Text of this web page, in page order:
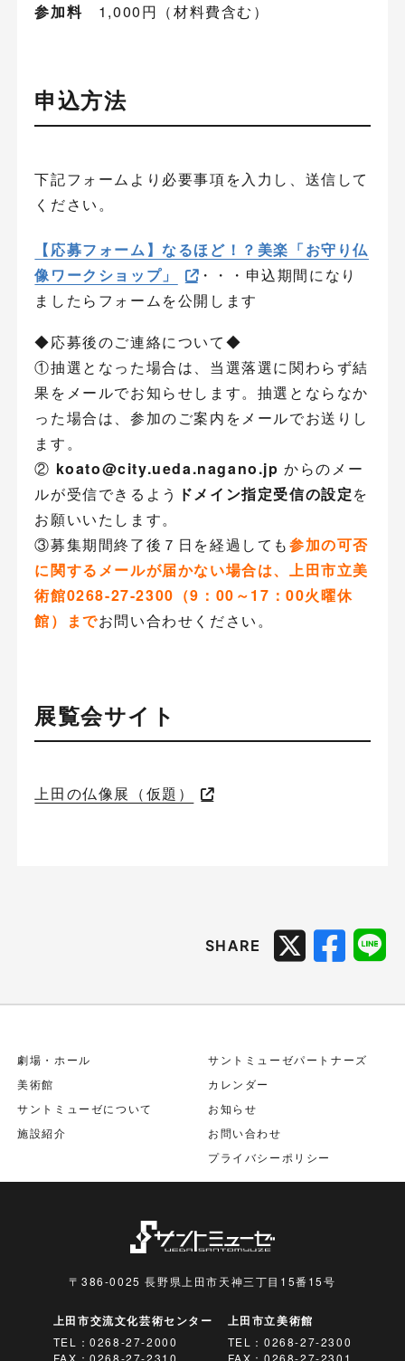
参加料 1,000円（材料費含む）
申込方法
下記フォームより必要事項を入力し、送信して
ください。
【応募フォーム】なるほど！？美楽「お守り仏
像ワークショップ」
・・・申込期間になり
ましたらフォームを公開します
◆応募後のご連絡について◆
①抽選となった場合は、当選落選に関わらず結
果をメールでお知らせします。抽選とならなか
った場合は、参加のご案内をメールでお送りし
ます。
② koato@city.ueda.nagano.jpからのメー
ルが受信できるよう ドメイン指定受信の設定を
お願いいたします。
③募集期間終了後７日を経過しても参加の可否
に関するメールが届かない場合は、上田市立美
術館0268-27-2300（9：00～17：00火曜休
館）までお問い合わせください。
展覧会サイト
上田の仏像展（仮題）
SHARE
劇場・ホール
美術館
サントミューゼについて
施設紹介
サントミューゼパートナーズ
カレンダー
お知らせ
お問い合わせ
プライバシーポリシー
〒386-0025 長野県上田市天神三丁目15番15号
上田市交流文化芸術センター
TEL：0268-27-2000
FAX：0268-27-2310
上田市立美術館
TEL： 0268-27-2300
FAX：0268-27-2301